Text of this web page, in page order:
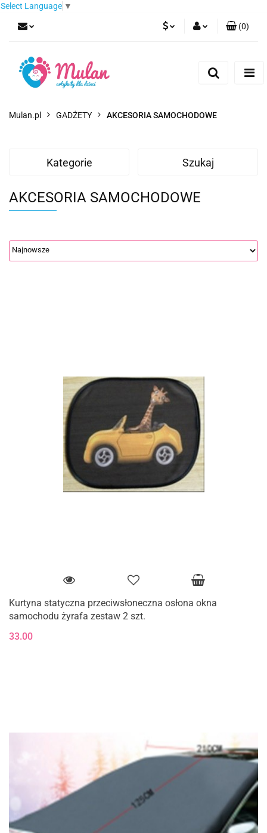
Select Language ▼
(0)
Mulan.pl GADŻETY AKCESORIA SAMOCHODOWE
Kategorie Szukaj
AKCESORIA SAMOCHODOWE
Kurtyna statyczna przeciwsłoneczna osłona okna
samochodu żyrafa zestaw 2 szt.
33.00